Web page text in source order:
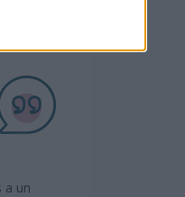
a un